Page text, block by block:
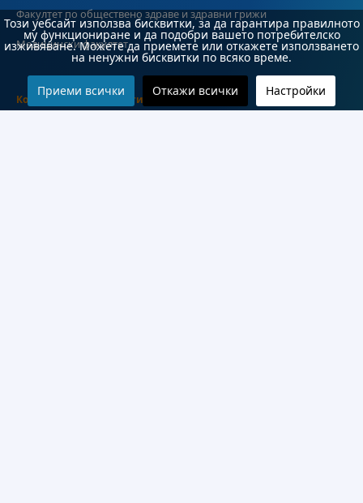
Факултет по обществено здраве и здравни грижи
Медицински факултет
Колежи и департаменти
Този уебсайт използва бисквитки, за да гарантира правилното
му функциониране и да подобри вашето потребителско
изживяване. Можете да приемете или откажете използването
на ненужни бисквитки по всяко време.
Приеми всички Откажи всички Настройки